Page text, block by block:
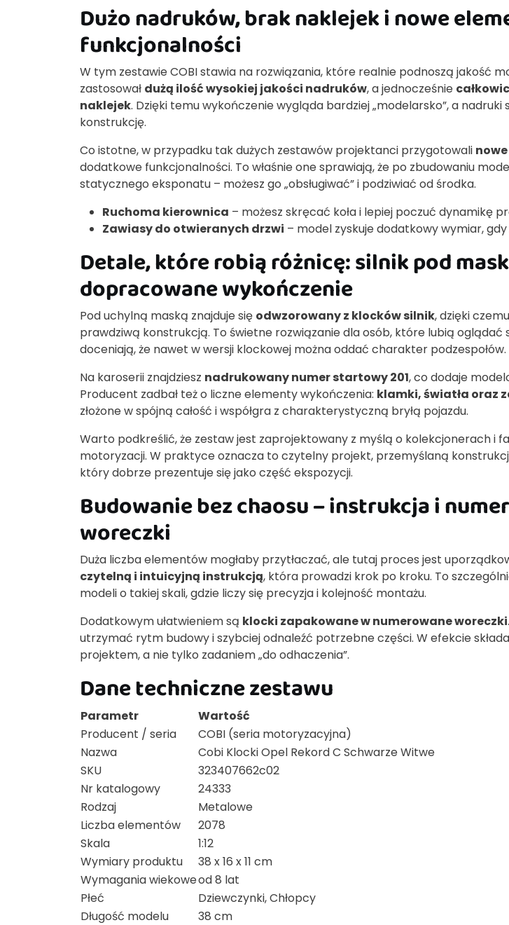
Dużo nadruków, brak naklejek i nowe
funkcjonalności
W tym zestawie COBI stawia na rozwiązania, które realnie podnoszą jakość
zastosował dużą ilość wysokiej jakości nadruków, a jednocześnie
naklejek. Dzięki temu wykończenie wygląda bardziej „modelarsko”, a
konstrukcję.
Co istotne, w przypadku tak dużych zestawów projektanci przygotowali
dodatkowe funkcjonalności. To właśnie one sprawiają, że po zbudowaniu
statycznego eksponatu – możesz go „obsługiwać” i podziwiać od środka.
Ruchoma kierownica – możesz skręcać koła i lepiej poczuć dynamikę
Zawiasy do otwieranych drzwi – model zyskuje dodatkowy wymiar,
Detale, które robią różnicę: silnik pod
dopracowane wykończenie
Pod uchylną maską znajduje się odwzorowany z klocków silnik, dzięki
prawdziwą konstrukcją. To świetne rozwiązanie dla osób, które lubią oglądać
doceniają, że nawet w wersji klockowej można oddać charakter podzespołów.
Na karoserii znajdziesz nadrukowany numer startowy 201, co dodaje
Producent zadbał też o liczne elementy wykończenia: klamki, światła oraz
złożone w spójną całość i współgra z charakterystyczną bryłą pojazdu.
Warto podkreślić, że zestaw jest zaprojektowany z myślą o kolekcjonerach i
motoryzacji. W praktyce oznacza to czytelny projekt, przemyślaną
który dobrze prezentuje się jako część ekspozycji.
Budowanie bez chaosu – instrukcja i
woreczki
Duża liczba elementów mogłaby przytłaczać, ale tutaj proces jest
czytelną i intuicyjną instrukcją, która prowadzi krok po kroku. To
modeli o takiej skali, gdzie liczy się precyzja i kolejność montażu.
Dodatkowym ułatwieniem są klocki zapakowane w numerowane woreczki
utrzymać rytm budowy i szybciej odnaleźć potrzebne części. W efekcie
projektem, a nie tylko zadaniem „do odhaczenia”.
Dane techniczne zestawu
Parametr
Wartość
Producent / seria
COBI (seria motoryzacyjna)
Nazwa
Cobi Klocki Opel Rekord C Schwarze Witwe
SKU
323407662c02
Nr katalogowy
24333
Rodzaj
Metalowe
Liczba elementów
2078
Skala
1:12
Wymiary produktu
38 x 16 x 11 cm
Wymagania wiekoweod 8 lat
Płeć
Dziewczynki, Chłopcy
Długość modelu
38 cm